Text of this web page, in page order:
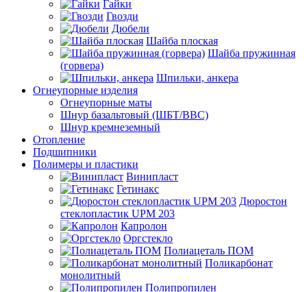
Гайки
Гвозди
Дюбели
Шайба плоская
Шайба пружинная
(горвера)
Шпильки, анкера
Огнеупорные изделия
Огнеупорные маты
Шнур базальтовый (ШБТ/ВВС)
Шнур кремнеземный
Отопление
Подшипники
Полимеры и пластики
Винипласт
Гетинакс
Дюростон
стеклопластик UPM 203
Капролон
Оргстекло
Полиацеталь ПОМ
Поликарбонат
монолитный
Полипропилен